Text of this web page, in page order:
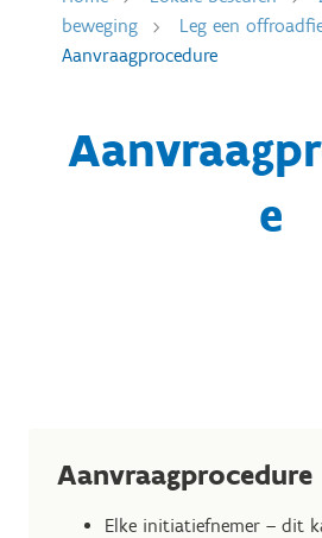
beweging
Leg een
Aanvraagprocedure
e
Aanvraagprocedure
Elke initiatiefnemer – dit